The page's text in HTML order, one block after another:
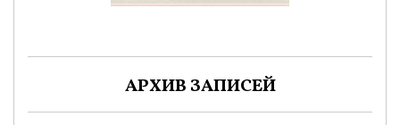
АРХИВ ЗАПИСЕЙ